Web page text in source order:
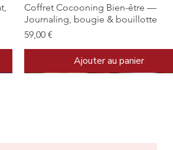
Aperçu rapide
Coffret Cocooning Bien-être —
Journaling, bougie & bouillotte
Prix
59,00 €
Ajouter au panier